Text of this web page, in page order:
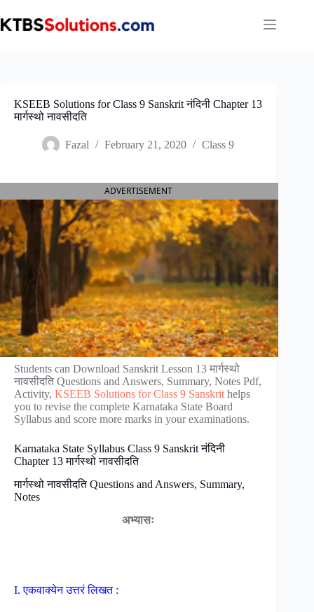
to
content
KSEEB Solutions for Class 9 Sanskrit नंदिनी Chapter 13
मार्गस्थो नावसीदति
Fazal February 21, 2020 Class 9
ADVERTISEMENT
Students can Download Sanskrit Lesson 13 मार्गस्थो
नावसीदति Questions and Answers, Summary, Notes Pdf,
Activity, KSEEB Solutions for Class 9 Sanskrit helps
you to revise the complete Karnataka State Board
Syllabus and score more marks in your examinations.
Karnataka State Syllabus Class 9 Sanskrit नंदिनी
Chapter 13 मार्गस्थो नावसीदति
मार्गस्थो नावसीदति Questions and Answers, Summary,
Notes
अभ्यासः
I. एकवाक्येन उत्तरं लिखत :